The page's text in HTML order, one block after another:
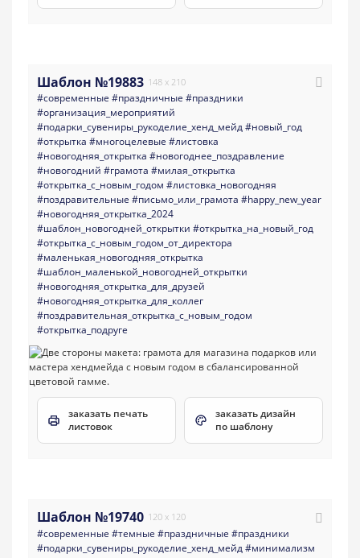
Шаблон №19883 148 x 210
#современные #праздничные #праздники
#организация_мероприятий
#подарки_сувениры_рукоделие_хенд_мейд#новый_год
#открытка #многоцелевые #листовка
#новогодняя_открытка #новогоднее_поздравление
#новогодний #грамота #милая_открытка
#открытка_с_новым_годом #листовка_новогодняя
#поздравительные #письмо_или_грамота #happy_new_year
#новогодняя_открытка_2024
#шаблон_новогодней_открытки #открытка_на_новый_год
#открытка_с_новым_годом_от_директора
#маленькая_новогодняя_открытка
#шаблон_маленькой_новогодней_открытки
#новогодняя_открытка_для_друзей
#новогодняя_открытка_для_коллег
#поздравительная_открытка_с_новым_годом
#открытка_подруге
заказать печать
листовок
заказать дизайн
по шаблону
Шаблон №19740 120 x 120
#современные #темные #праздничные #праздники
#подарки_сувениры_рукоделие_хенд_мейд#минимализм